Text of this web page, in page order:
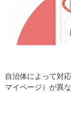
自治体によって対
マイページ）が異